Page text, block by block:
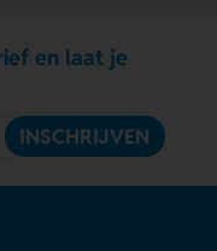
en laat je
INSCHRIJVEN